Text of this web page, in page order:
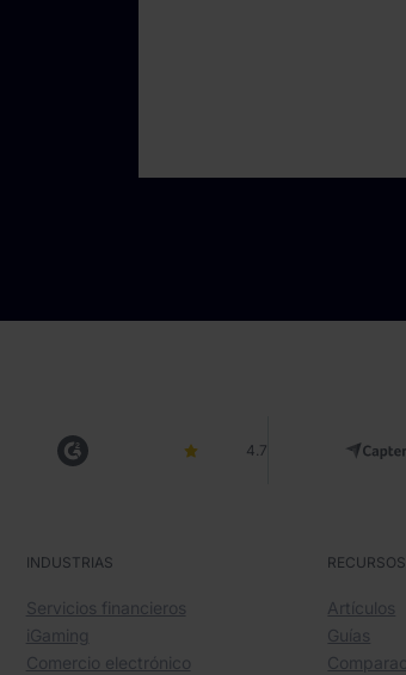
4.7
INDUSTRIAS
Servicios financieros
iGaming
Comercio electrónico
RECURSOS
Artículos
Guías